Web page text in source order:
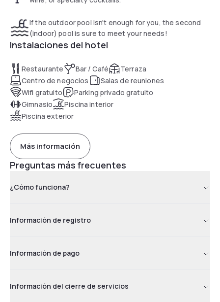
If the outdoor pool isn't enough for you, the second
(indoor) pool is sure to meet your needs!
Instalaciones del hotel
Restaurante Bar / Café
Terraza
Centro de negocios
Salas de reuniones
Wifi gratuito
Parking privado gratuito
Gimnasio
Piscina interior
Piscina exterior
Más información
Preguntas más frecuentes
¿Cómo funciona?
Información de registro
Información de pago
Información del cierre de servicios